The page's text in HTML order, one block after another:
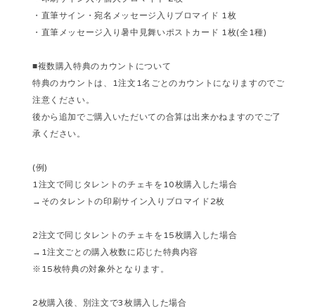
・直筆サイン・宛名メッセージ入りブロマイド 1枚
・直筆メッセージ入り暑中見舞いポストカード 1枚(全1種)
■複数購入特典のカウントについて
特典のカウントは、1注文1名ごとのカウントになりますのでご
注意ください。
後から追加でご購入いただいての合算は出来かねますのでご了
承ください。
(例)
1注文で同じタレントのチェキを10枚購入した場合
→そのタレントの印刷サイン入りブロマイド2枚
2注文で同じタレントのチェキを15枚購入した場合
→1注文ごとの購入枚数に応じた特典内容
※15枚特典の対象外となります。
2枚購入後、別注文で3枚購入した場合